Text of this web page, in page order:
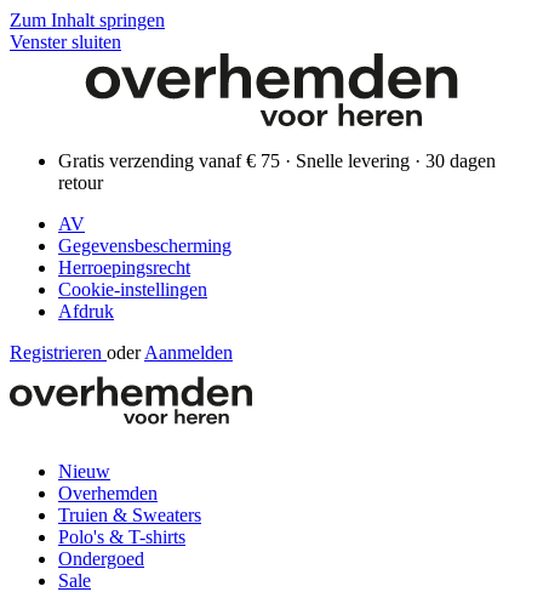
Zum Inhalt springen
Venster sluiten
Gratis verzending vanaf € 75 · Snelle levering · 30 dagen
retour
AV
Gegevensbescherming
Herroepingsrecht
Cookie-instellingen
Afdruk
Registrieren oder Aanmelden
Nieuw
Overhemden
Truien & Sweaters
Polo's & T-shirts
Ondergoed
Sale